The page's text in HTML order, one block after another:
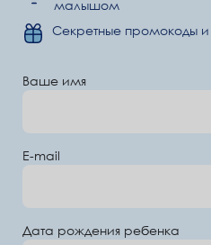
малышом
Секретные промокоды
Ваше имя
E-mail
Дата рождения ребенка